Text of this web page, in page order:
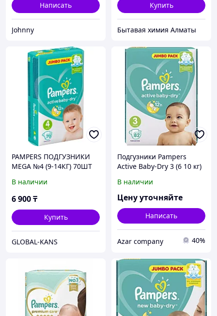
Написать
Johnny
Купить
Бытавая химия Алматы
PAMPERS ПОДГУЗНИКИ
MEGA №4 (9-14КГ) 70ШТ
В наличии
6 900₸
Купить
GLOBAL-KANS
Подгузники Pampers
Active Baby-Dry 3 (6 10 кг)
В наличии
Цену уточняйте
Написать
Azar company 40%